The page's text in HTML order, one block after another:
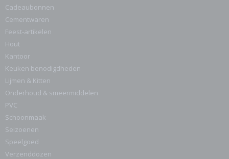
Cadeaubonnen
Cementwaren
Feest-artikelen
Hout
Kantoor
Keuken benodigdheden
Lijmen & Kitten
Onderhoud & smeermiddelen
PVC
Schoonmaak
Seizoenen
Speelgoed
Verzenddozen